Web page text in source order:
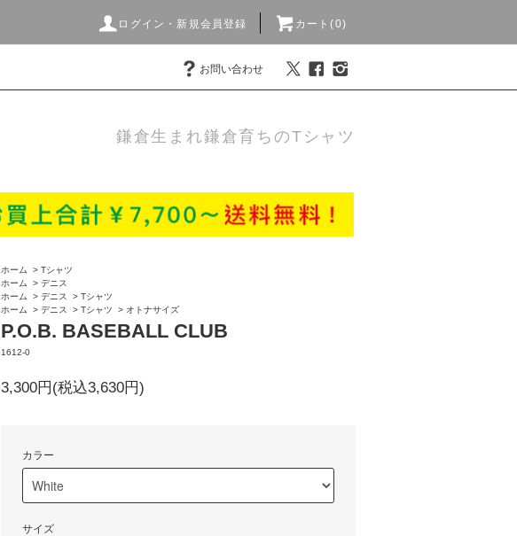
ログイン・新規会員登録 カート(0)
お問い合わせ
鎌倉生まれ鎌倉育ちのTシャツ
ホーム > Tシャツ
ホーム
> デニス
ホーム
> デニス > Tシャツ
ホーム
> デニス > Tシャツ > オトナサイズ
P.O.B. BASEBALL CLUB
1612-0
3,300円(税込3,630円)
カラー
サイズ